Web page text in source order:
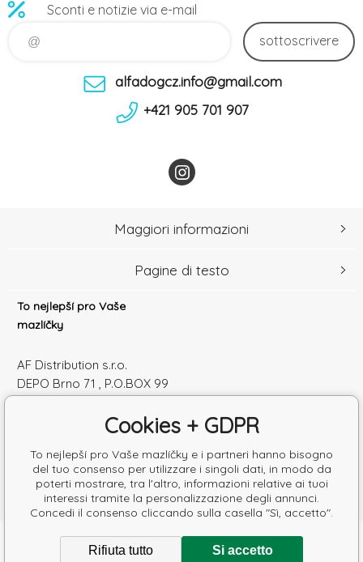
Sconti e notizie via e-mail
sottoscrivere
alfadogcz.info@gmail.com
+421 905 701 907
To nejlepší pro Vaše
mazlíčky
AF Distribution s.r.o.
DEPO Brno 71 , P.O.BOX 99
Česká republika
Partita IVA: SK2120864328
Maggiori informazioni
Pagine di testo
Copyright © 2026 AF Distribution s.r.o.
Cookies + GDPR
To nejlepší pro Vaše mazlíčky e i partneri hanno bisogno
del tuo consenso per utilizzare i singoli dati, in modo da
poterti mostrare, tra l'altro, informazioni relative ai tuoi
interessi tramite la personalizzazione degli annunci.
Concedi il consenso cliccando sulla casella "Sì, accetto".
Rifiuta tutto Si accetto